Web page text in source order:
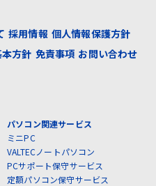
採用情報 個人情報保護方針
方針 免責事項 お問い合わせ
パソコン関連サービス
ミニPC
VALTECノートパソコン
PCサポート保守サービス
定額パソコン保守サービス